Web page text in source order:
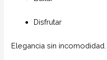
Disfrutar
Elegancia sin incomodidad.